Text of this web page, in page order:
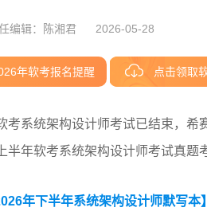
编辑：陈湘君 2026-05-28
年软考报名提醒 点击领取
考系统架构设计师考试已结束，
半年软考系统架构设计师考试真题
年下半年系统架构设计师默写本】